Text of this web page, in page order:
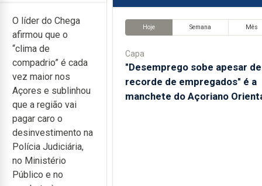
O líder do Chega
afirmou que o
“clima de
compadrio” é cada
vez maior nos
Açores e sublinhou
que a região vai
pagar caro o
desinvestimento na
Polícia Judiciária,
no Ministério
Público e no
Hoje Semana Mês
Capa
"Desemprego sobe apesar de
recorde de empregados" é a
manchete do Açoriano